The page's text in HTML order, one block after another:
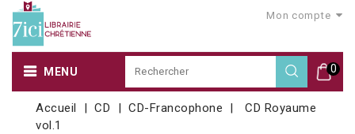
Mon compte
0
MENU
Accueil CD CD-Francophone
CD Royaume
vol.1